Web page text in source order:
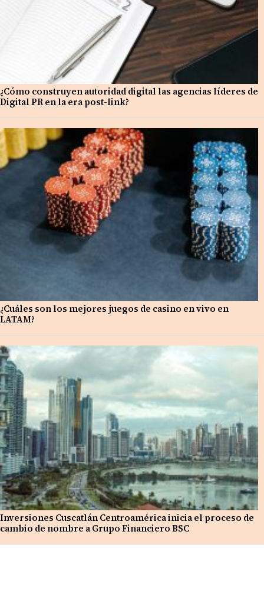
¿Cómo construyen autoridad digital las agencias líderes de
Digital PR en la era post-link?
¿Cuáles son los mejores juegos de casino en vivo en
LATAM?
Inversiones Cuscatlán Centroamérica inicia el proceso de
cambio de nombre a Grupo Financiero BSC